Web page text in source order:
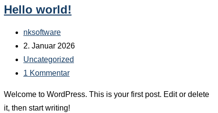
Hello world!
Beitrags-
Autor:
nksoftware
Beitrag
veröffentlicht:
2. Januar 2026
Beitrags-
Kategorie:
Uncategorized
Beitrags-
1 Kommentar
Welcome to WordPress. This is your first post. Edit or delete
it, then start writing!